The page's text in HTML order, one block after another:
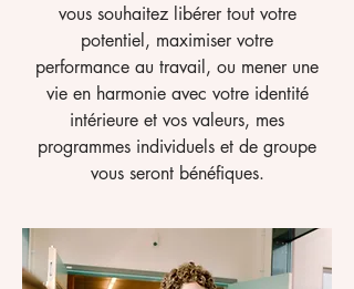
vous souhaitez libérer tout votre
potentiel, maximiser votre
performance au travail, ou mener une
vie en harmonie avec votre identité
intérieure et vos valeurs, mes
programmes individuels et de groupe
vous seront bénéfiques.